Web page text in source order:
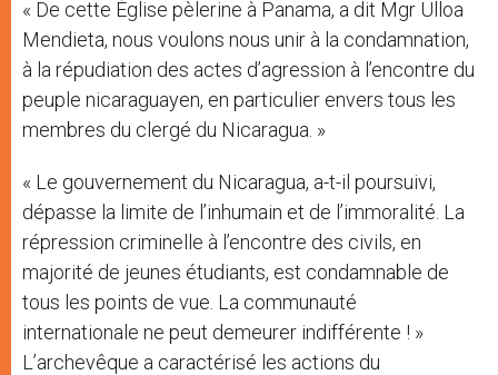
« De cette Église pèlerine à Panama, a dit Mgr Ulloa
Mendieta, nous voulons nous unir à la condamnation,
à la répudiation des actes d’agression à l’encontre du
peuple nicaraguayen, en particulier envers tous les
membres du clergé du Nicaragua. »
« Le gouvernement du Nicaragua, a-t-il poursuivi,
dépasse la limite de l’inhumain et de l’immoralité. La
répression criminelle à l’encontre des civils, en
majorité de jeunes étudiants, est condamnable de
tous les points de vue. La communauté
internationale ne peut demeurer indifférente ! »
L’archevêque a caractérisé les actions du